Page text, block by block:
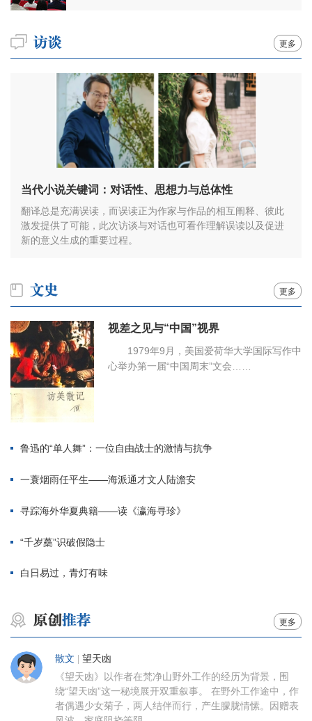
更多
当代小说关键词：对话性、思想力与总体性
翻译总是充满误读，而误读正为作家与作品的相互阐释、彼此
激发提供了可能，此次访谈与对话也可看作理解误读以及促进
新的意义生成的重要过程。
更多
视差之见与“中国”视界
1979年9月，美国爱荷华大学国际写作中
心举办第一届“中国周末”文会……
鲁迅的“单人舞”：一位自由战士的激情与抗争
一蓑烟雨任平生——海派通才文人陆澹安
寻踪海外华夏典籍——读《瀛海寻珍》
“千岁蘽”识破假隐士
白日易过，青灯有味
更多
散文 | 望天凼
《望天凼》以作者在梵净山野外工作的经历为背景，围
绕“望天凼”这一秘境展开双重叙事。 在野外工作途中，作
者偶遇少女菊子，两人结伴而行，产生朦胧情愫。因赠表